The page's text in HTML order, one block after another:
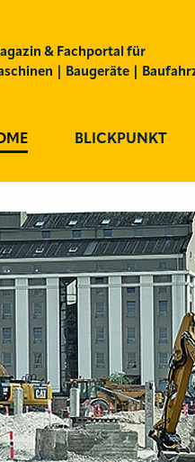
& Fachportal für
| Baugeräte |
BLICKPUNKT